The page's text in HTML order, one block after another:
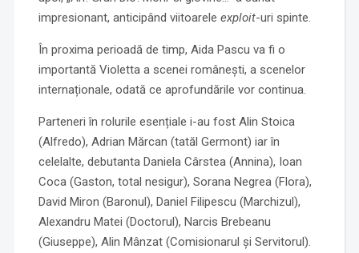
impresionant, anticipând viitoarele exploit-uri spinte.
În proxima perioadă de timp, Aida Pascu va fi o
importantă Violetta a scenei românești, a scenelor
internaționale, odată ce aprofundările vor continua.
Parteneri în rolurile esențiale i-au fost Alin Stoica
(Alfredo), Adrian Mărcan (tatăl Germont) iar în
celelalte, debutanta Daniela Cârstea (Annina), Ioan
Coca (Gaston, total nesigur), Sorana Negrea (Flora),
David Miron (Baronul), Daniel Filipescu (Marchizul),
Alexandru Matei (Doctorul), Narcis Brebeanu
(Giuseppe), Alin Mânzat (Comisionarul și Servitorul).